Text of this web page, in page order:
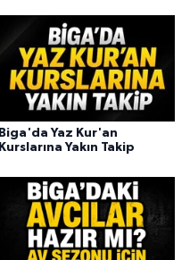
Biga'da Yaz Kur'an
Kurslarına Yakın Takip